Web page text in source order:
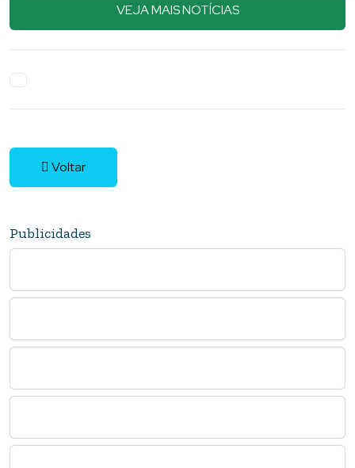
VEJA MAIS NOTÍCIAS
Voltar
Publicidades